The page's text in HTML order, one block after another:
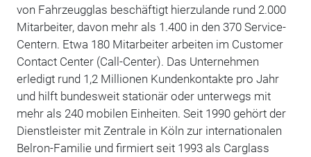
von Fahrzeugglas beschäftigt hierzulande rund 2.000
Mitarbeiter, davon mehr als 1.400 in den 370 Service-
Centern. Etwa 180 Mitarbeiter arbeiten im Customer
Contact Center (Call-Center). Das Unternehmen
erledigt rund 1,2 Millionen Kundenkontakte pro Jahr
und hilft bundesweit stationär oder unterwegs mit
mehr als 240 mobilen Einheiten. Seit 1990 gehört der
Dienstleister mit Zentrale in Köln zur internationalen
Belron-Familie und firmiert seit 1993 als Carglass